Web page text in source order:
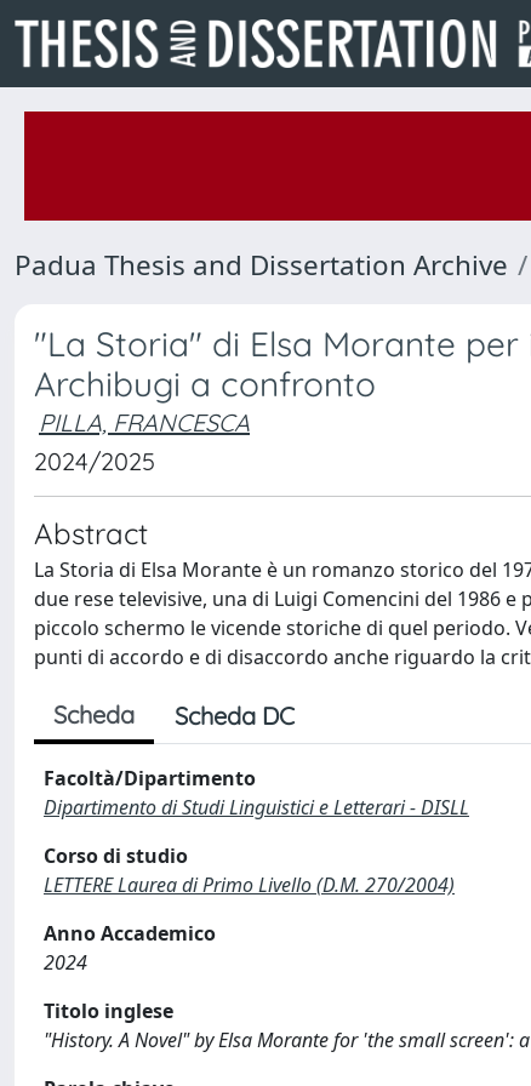
Padua Thesis and Dissertation Archive
"La Storia" di Elsa Morante per
Archibugi a confronto
PILLA, FRANCESCA
2024/2025
Abstract
La Storia di Elsa Morante è un romanzo storico del
due rese televisive, una di Luigi Comencini del 1986
piccolo schermo le vicende storiche di quel periodo.
punti di accordo e di disaccordo anche riguardo la
Scheda Scheda DC
Facoltà/Dipartimento
Dipartimento di Studi Linguistici e Letterari - DISLL
Corso di studio
LETTERE Laurea di Primo Livello (D.M. 270/2004)
Anno Accademico
2024
Titolo inglese
"History. A Novel" by Elsa Morante for 'the small screen':